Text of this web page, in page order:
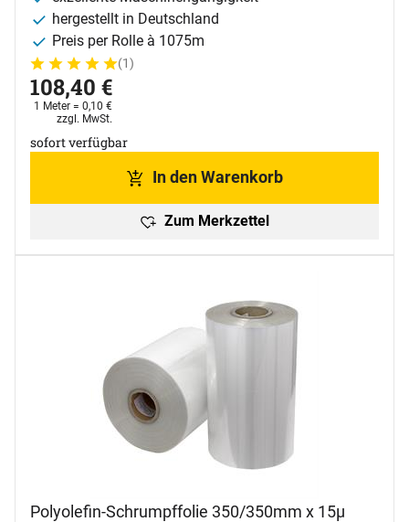
hergestellt in Deutschland
Preis per Rolle à 1075m
Bewertung: 5 von 5 (1 Bewertungen)
1 Bewertung
(1)
108,40 €
1 Meter = 0,10 €
Steuerhinweis:
zzgl. MwSt.
sofort verfügbar
In den Warenkorb
Zum Merkzettel
Polyolefin-Schrumpffolie 350/350mm x 15µ